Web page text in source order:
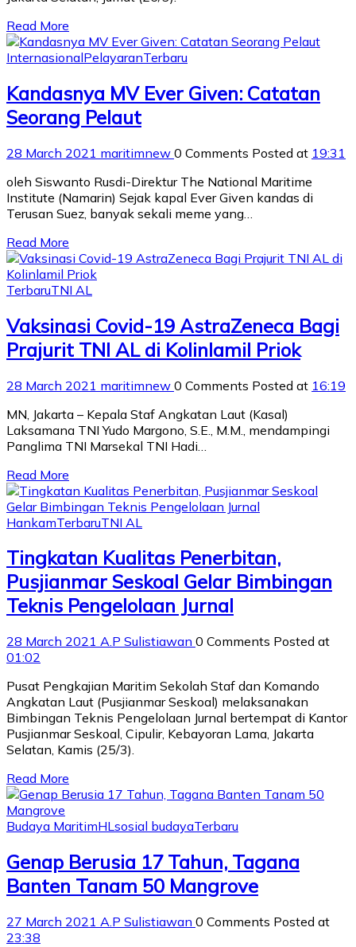
Read More
InternasionalPelayaranTerbaru
Kandasnya MV Ever Given: Catatan
Seorang Pelaut
28 March 2021 maritimnew 0 Comments Posted at 19:31
oleh Siswanto Rusdi-Direktur The National Maritime
Institute (Namarin) Sejak kapal Ever Given kandas di
Terusan Suez, banyak sekali meme yang…
Read More
TerbaruTNI AL
Vaksinasi Covid-19 AstraZeneca Bagi
Prajurit TNI AL di Kolinlamil Priok
28 March 2021 maritimnew 0 Comments Posted at 16:19
MN, Jakarta – Kepala Staf Angkatan Laut (Kasal)
Laksamana TNI Yudo Margono, S.E., M.M., mendampingi
Panglima TNI Marsekal TNI Hadi…
Read More
HankamTerbaruTNI AL
Tingkatan Kualitas Penerbitan,
Pusjianmar Seskoal Gelar Bimbingan
Teknis Pengelolaan Jurnal
28 March 2021 A.P Sulistiawan 0 Comments Posted at
01:02
Pusat Pengkajian Maritim Sekolah Staf dan Komando
Angkatan Laut (Pusjianmar Seskoal) melaksanakan
Bimbingan Teknis Pengelolaan Jurnal bertempat di Kantor
Pusjianmar Seskoal, Cipulir, Kebayoran Lama, Jakarta
Selatan, Kamis (25/3).
Read More
Budaya MaritimHLsosial budayaTerbaru
Genap Berusia 17 Tahun, Tagana
Banten Tanam 50 Mangrove
27 March 2021 A.P Sulistiawan 0 Comments Posted at
23:38